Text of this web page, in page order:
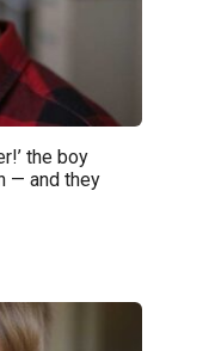
the boy
— and they